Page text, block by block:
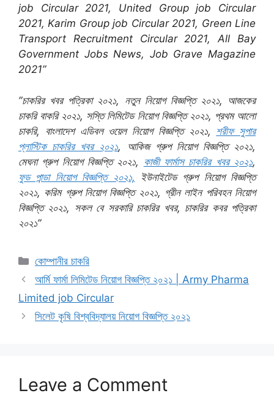
job Circular 2021, United Group job Circular
2021, Karim Group job Circular 2021, Green Line
Transport Recruitment Circular 2021, All Bay
Government Jobs News, Job Grave Magazine
2021”
”চাকরির খবর পত্রিকা ২০২১, নতুন নিয়োগ বিজ্ঞপ্তি ২০২১, আজকের
চাকরি বাকরি ২০২১, সস্তি লিমিটেড নিয়োগ বিজ্ঞপ্তি ২০২১, প্রথম আলো
চাকরি, বাংলাদেশ এডিবল ওয়েল নিয়োগ বিজ্ঞপ্তি ২০২১, শরীফ সুপার
প্লাস্টিক চাকরির খবর ২০২১, আকিজ গ্রুপ নিয়োগ বিজ্ঞপ্তি ২০২১,
মেঘনা গ্রুপ নিয়োগ বিজ্ঞপ্তি ২০২১, কাজী ফার্মাস চাকরির খবর ২০২১,
ফুড পান্ডা নিয়োগ বিজ্ঞপ্তি ২০২১, ইউনাইটেড গ্রুপ নিয়োগ বিজ্ঞপ্তি
২০২১, করিম গ্রুপ নিয়োগ বিজ্ঞপ্তি ২০২১, গ্রীন লাইন পরিবহন নিয়োগ
বিজ্ঞপ্তি ২০২১, সকল বে সরকারি চাকরির খবর, চাকরির কবর পত্রিকা
২০২১”
Categories
কোম্পানীর চাকরি
আর্মি ফার্মা লিমিটেড নিয়োগ বিজ্ঞপ্তি ২০২১ | Army Pharma
Limited job Circular
সিলেট কৃষি বিশ্ববিদ্যালয় নিয়োগ বিজ্ঞপ্তি ২০২১
Leave a Comment